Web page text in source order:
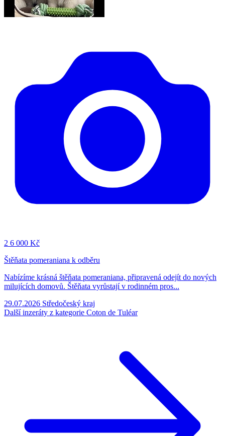
2 6 000 Kč
Štěňata pomeraniana k odběru
Nabízíme krásná štěňata pomeraniana, připravená odejít do nových
milujících domovů. Štěňata vyrůstají v rodinném pros...
29.07.2026 Středočeský kraj
Další inzeráty z kategorie Coton de Tuléar